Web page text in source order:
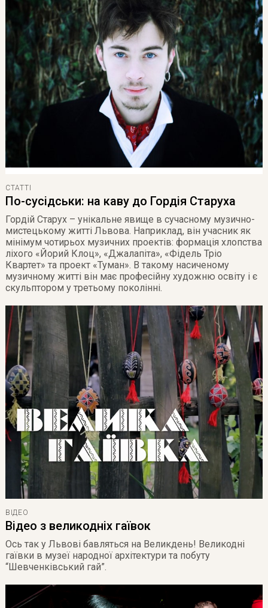
СТАТТІ
По-сусідськи: на каву до Гордія Старуха
Гордій Старух – унікальне явище в сучасному музично-
мистецькому житті Львова. Наприклад, він учасник як
мінімум чотирьох музичних проектів: формація хлопства
ліхого «Йорий Клоц», «Джалапіта», «Фідель Тріо
Квартет» та проект «Туман». В такому насиченому
музичному житті він має професійну художню освіту і є
скульптором у третьому поколінні.
ВІДЕО
Відео з великодніх гаївок
Ось так у Львові бавляться на Великдень! Великодні
гаївки в музеї народної архітектури та побуту
“Шевченківський гай”.